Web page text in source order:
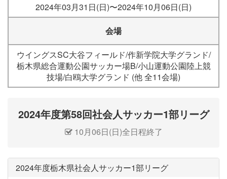
2024年03月31日(日)〜2024年10月06日(日)
会場
ウイングスSC大谷フィールド/作新学院大学グランド/
栃木県総合運動公園サッカー場B/小山運動公園陸上競
技場/白鴎大学グランド (他 全11会場)
2024年度第58回社会人サッカー1部リーグ
10月06日(日)全日程終了
2024年度栃木県社会人サッカー1部リーグ